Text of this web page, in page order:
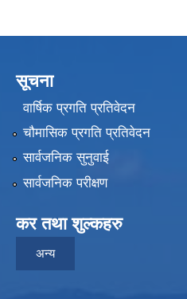
सूचना
वार्षिक प्रगति प्रतिवेदन
चौमासिक प्रगति प्रतिवेदन
सार्वजनिक सुनुवाई
सार्वजनिक परीक्षण
कर तथा शुल्कहरु
अन्य